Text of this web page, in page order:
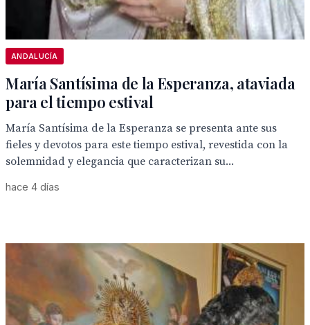
ANDALUCÍA
María Santísima de la Esperanza, ataviada
para el tiempo estival
María Santísima de la Esperanza se presenta ante sus
fieles y devotos para este tiempo estival, revestida con la
solemnidad y elegancia que caracterizan su...
hace 4 días